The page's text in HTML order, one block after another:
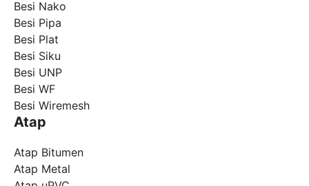
Besi Nako
Besi Pipa
Besi Plat
Besi Siku
Besi UNP
Besi WF
Besi Wiremesh
Atap
Atap Bitumen
Atap Metal